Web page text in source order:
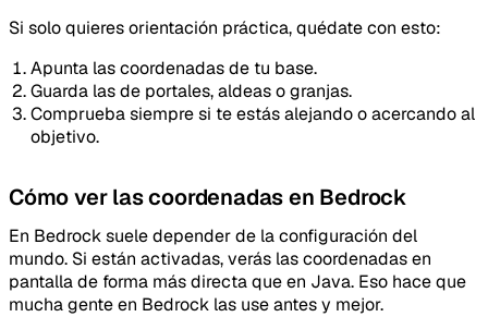
Si solo quieres orientación práctica, quédate con esto:
Apunta las coordenadas de tu base.
Guarda las de portales, aldeas o granjas.
Comprueba siempre si te estás alejando o acercando al
objetivo.
Cómo ver las coordenadas en Bedrock
En Bedrock suele depender de la configuración del
mundo. Si están activadas, verás las coordenadas en
pantalla de forma más directa que en Java. Eso hace que
mucha gente en Bedrock las use antes y mejor.